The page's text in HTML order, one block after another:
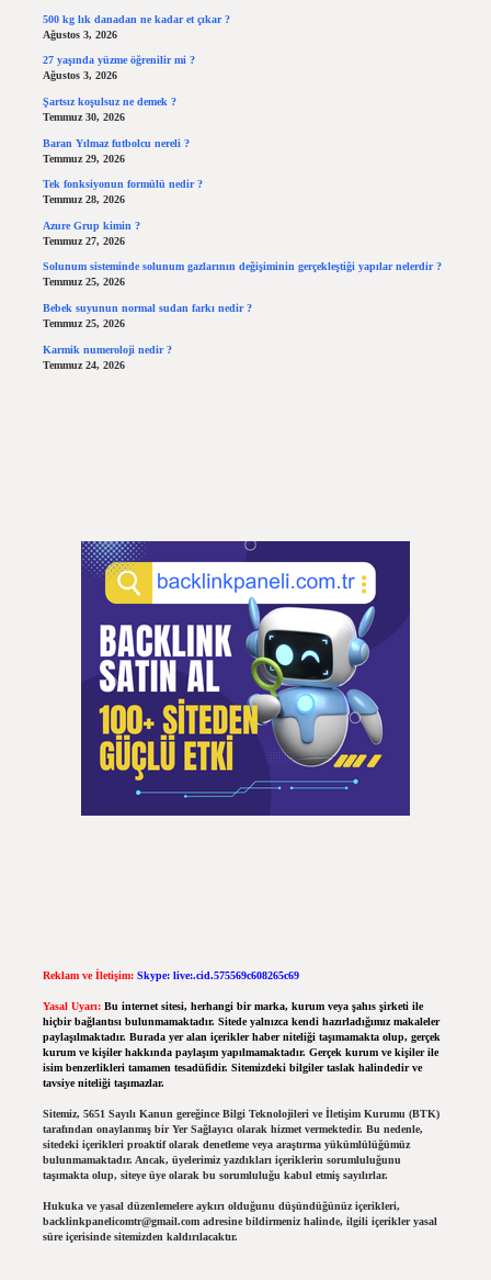
500 kg lık danadan ne kadar et çıkar ?
Ağustos 3, 2026
27 yaşında yüzme öğrenilir mi ?
Ağustos 3, 2026
Şartsız koşulsuz ne demek ?
Temmuz 30, 2026
Baran Yılmaz futbolcu nereli ?
Temmuz 29, 2026
Tek fonksiyonun formülü nedir ?
Temmuz 28, 2026
Azure Grup kimin ?
Temmuz 27, 2026
Solunum sisteminde solunum gazlarının değişiminin gerçekleştiği yapılar nelerdir ?
Temmuz 25, 2026
Bebek suyunun normal sudan farkı nedir ?
Temmuz 25, 2026
Karmik numeroloji nedir ?
Temmuz 24, 2026
Reklam ve İletişim: Skype: live:.cid.575569c608265c69
Yasal Uyarı: Bu internet sitesi, herhangi bir marka, kurum veya şahıs şirketi ile
hiçbir bağlantısı bulunmamaktadır. Sitede yalnızca kendi hazırladığımız makaleler
paylaşılmaktadır. Burada yer alan içerikler haber niteliği taşımamakta olup, gerçek
kurum ve kişiler hakkında paylaşım yapılmamaktadır. Gerçek kurum ve kişiler ile
isim benzerlikleri tamamen tesadüfidir. Sitemizdeki bilgiler taslak halindedir ve
tavsiye niteliği taşımazlar.
Sitemiz, 5651 Sayılı Kanun gereğince Bilgi Teknolojileri ve İletişim Kurumu (BTK)
tarafından onaylanmış bir Yer Sağlayıcı olarak hizmet vermektedir. Bu nedenle,
sitedeki içerikleri proaktif olarak denetleme veya araştırma yükümlülüğümüz
bulunmamaktadır. Ancak, üyelerimiz yazdıkları içeriklerin sorumluluğunu
taşımakta olup, siteye üye olarak bu sorumluluğu kabul etmiş sayılırlar.
Hukuka ve yasal düzenlemelere aykırı olduğunu düşündüğünüz içerikleri,
backlinkpanelicomtr@gmail.comadresine bildirmeniz halinde, ilgili içerikler yasal
süre içerisinde sitemizden kaldırılacaktır.